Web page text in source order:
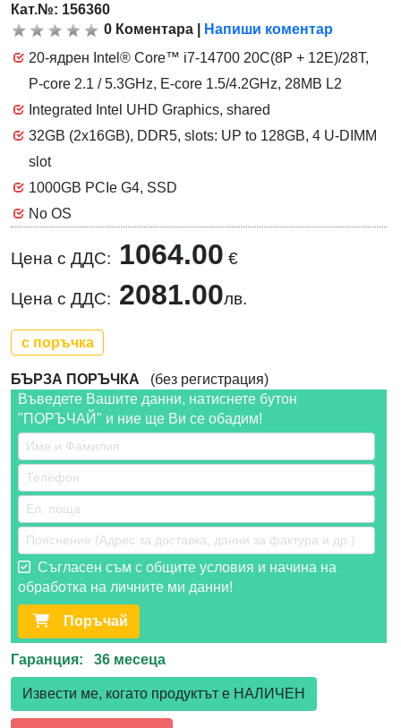
Кат.№: 156360
0 Коментара
Напиши коментар
20-ядрен Intel® Core™ i7-14700 20C(8P + 12E)/28T,
P-core 2.1 / 5.3GHz, E-core 1.5/4.2GHz, 28MB L2
Integrated Intel UHD Graphics, shared
32GB (2x16GB), DDR5, slots: UP to 128GB, 4 U-DIMM
slot
1000GB PCIe G4, SSD
No OS
Цена с ДДС: 1064.00 €
Цена с ДДС: 2081.00лв.
с поръчка
БЪРЗА ПОРЪЧКА (без регистрация)
Въведете Вашите данни, натиснете бутон
"ПОРЪЧАЙ" и ние ще Ви се обадим!
Съгласен съм с общите условия и начина на
обработка на личните ми данни!
Поръчай
Гаранция: 36 месеца
Извести ме, когато продуктът е НАЛИЧЕН